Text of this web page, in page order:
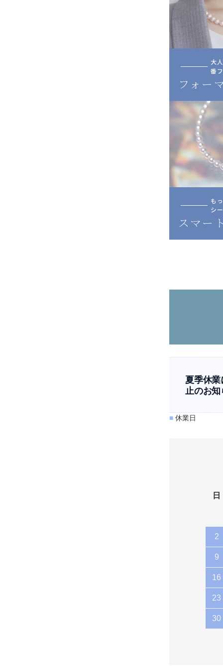
大
番
フォー
も
シ
スマー
夏季休
止のお
■ 休業日
日
2
9
16
23
30